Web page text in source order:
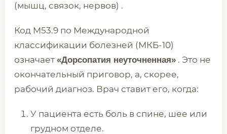
(мышц, связок, нервов) .
Код M53.9 по Международной
классификации болезней (МКБ-10)
означает «Дорсопатия неуточненная» . Это не
окончательный приговор, а, скорее,
рабочий диагноз. Врач ставит его, когда:
У пациента есть боль в спине, шее или
грудном отделе.